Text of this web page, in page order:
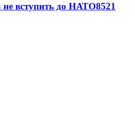
не вступить до НАТО8521